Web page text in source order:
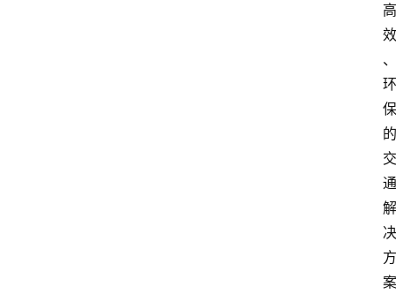
高
效
、
环
保
的
交
通
解
决
方
案